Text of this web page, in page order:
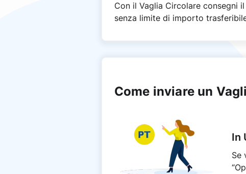
Con il Vaglia Circolare consegni
senza limite di importo
Come inviare un
In
Se